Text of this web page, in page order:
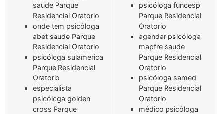
saude Parque
Residencial Oratorio
onde tem psicóloga
abet saude Parque
Residencial Oratorio
psicóloga sulamerica
Parque Residencial
Oratorio
especialista
psicóloga golden
cross Parque
psicóloga funcesp
Parque Residencial
Oratorio
agendar psicóloga
mapfre saude
Parque Residencial
Oratorio
psicóloga samed
Parque Residencial
Oratorio
médico psicóloga